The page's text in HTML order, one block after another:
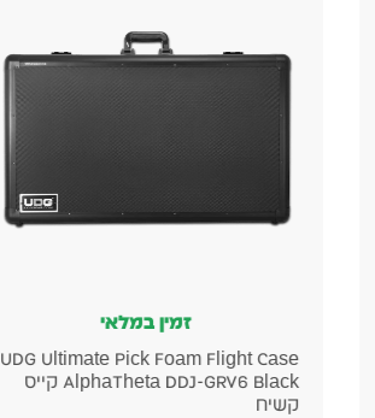
זמין במלאי
UDG Ultimate Pick Foam Flight Case
AlphaTheta CDJ-3000X – קייס נשיאה